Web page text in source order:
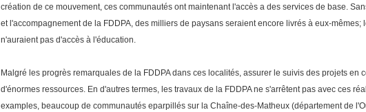
création de ce mouvement, ces communautés ont maintenant l'accès a des services de base.
et l'accompagnement de la FDDPA, des milliers de paysans seraient encore livrés à eux-mêmes;
n'auraient pas d'accès à l'éducation.
Malgré les progrès remarquales de la FDDPA dans ces localités, assurer le suivis des projets en
d'énormes ressources. En d'autres termes, les travaux de la FDDPA ne s'arrêtent pas avec ces
examples, beaucoup de communautés eparpillés sur la Chaîne-des-Matheux (département de